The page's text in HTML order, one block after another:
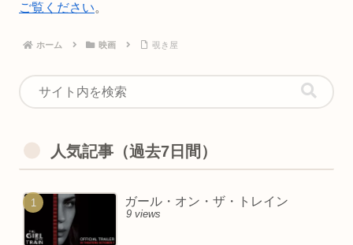
ご覧ください。
ホーム 映画 覗き屋
人気記事（過去7日間）
ガール・オン・ザ・トレイン
9 views